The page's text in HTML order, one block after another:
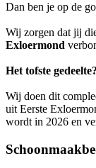
Dan ben je op de
Wij zorgen dat jij
Exloermond
Het tofste gedeelte?
Wij doen dit
uit Eerste
wordt in 2026 en